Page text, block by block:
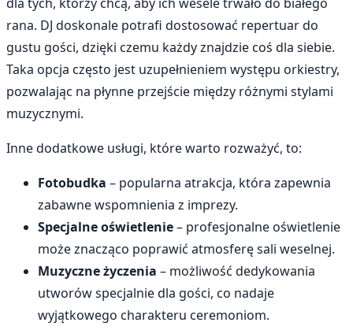
rana. DJ doskonale potrafi dostosować repertuar do
gustu gości, dzięki czemu każdy znajdzie coś dla siebie.
Taka opcja często jest uzupełnieniem występu orkiestry,
pozwalając na płynne przejście między różnymi stylami
muzycznymi.
Inne dodatkowe usługi, które warto rozważyć, to:
Fotobudka – popularna atrakcja, która zapewnia
zabawne wspomnienia z imprezy.
Specjalne oświetlenie– profesjonalne oświetlenie
może znacząco poprawić atmosferę sali weselnej.
Muzyczne życzenia – możliwość dedykowania
utworów specjalnie dla gości, co nadaje
wyjątkowego charakteru ceremoniom.